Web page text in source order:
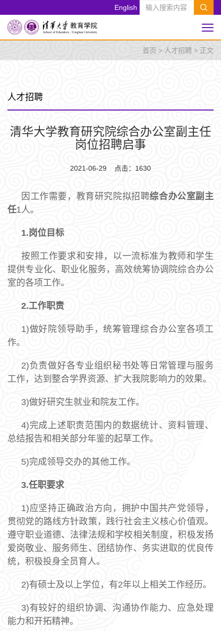
English
首页 > 人才招聘 > 正文
人才招聘
清华大学教育研究院综合办公室副主任
岗位招聘启事
2021-06-29 点击： 1630
因工作需要，教育研究院拟招聘综合办公室副主
任1人。
1.岗位目标
按照工作要求和安排，以一流标准为教师和学生
提供专业化、职业化服务，高效统筹协调院综合办公
室的各项工作。
2.工作职责
1)做好院领导助手，统筹管理综合办公室各项工
作。
2)负责做好各专业组织秘书处等日常管理与服务
工作，达到整合学界资源、扩大我院影响力的效果。
3)做好研究生就业和院友工作。
4)完成上述职责范围内的数据统计、资料管理、
总结报告和相关部分年鉴的起草工作。
5)完成领导交办的其他工作。
3.任职要求
1)应坚持正确政治方向，拥护中国共产党领导，
贯彻党的路线方针政策，践行社会主义核心价值观。
遵守职业道德、法律法规和学校相关制度，积极发扬
爱岗敬业、服务师生、团结协作、务实进取的优良传
统，积极投身全员育人。
2)有硕士及以上学位，有2年以上相关工作经历。
3)有较好的组织协调、沟通协作能力、应急处理
能力和开拓精神。